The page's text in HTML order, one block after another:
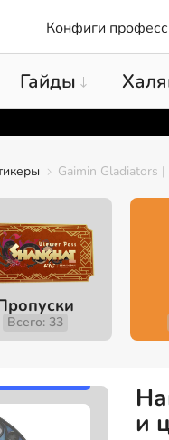
Конфиги
Гайды
Gaimin Gladiators
Всего: 33
и